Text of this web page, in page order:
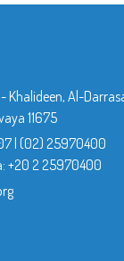
Khalideen, Al-
11675
| (02) 25970400
+20 2 25970400